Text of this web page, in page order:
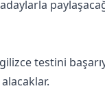
testini